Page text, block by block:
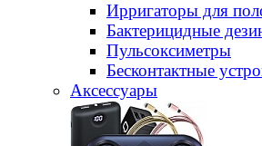
Ирригаторы для
Бактерицидные
Пульсоксиметры
Бесконтактные
Аксессуары